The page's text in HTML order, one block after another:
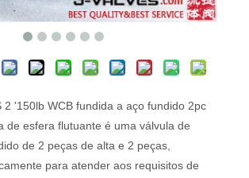
2 '150lb WCB fundida a aço fundido 2pc
de esfera flutuante é uma válvula de
de 2 peças de alta e 2 peças,
para atender aos requisitos de